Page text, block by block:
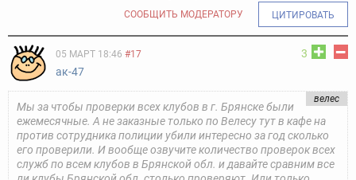
СООБЩИТЬ МОДЕРАТОРУ ЦИТИРОВАТЬ
3
05 МАРТ 18:46 #17
ак-47
велес
Мы за чтобы проверки всех клубов в г. Брянске были
ежемесячные. А не заказные только по Велесу тут в кафе на
против сотрудника полиции убили интересно за год сколько
его проверили. И вообще озвучите количество проверок всех
служб по всем клубов в Брянской обл. и давайте сравним все